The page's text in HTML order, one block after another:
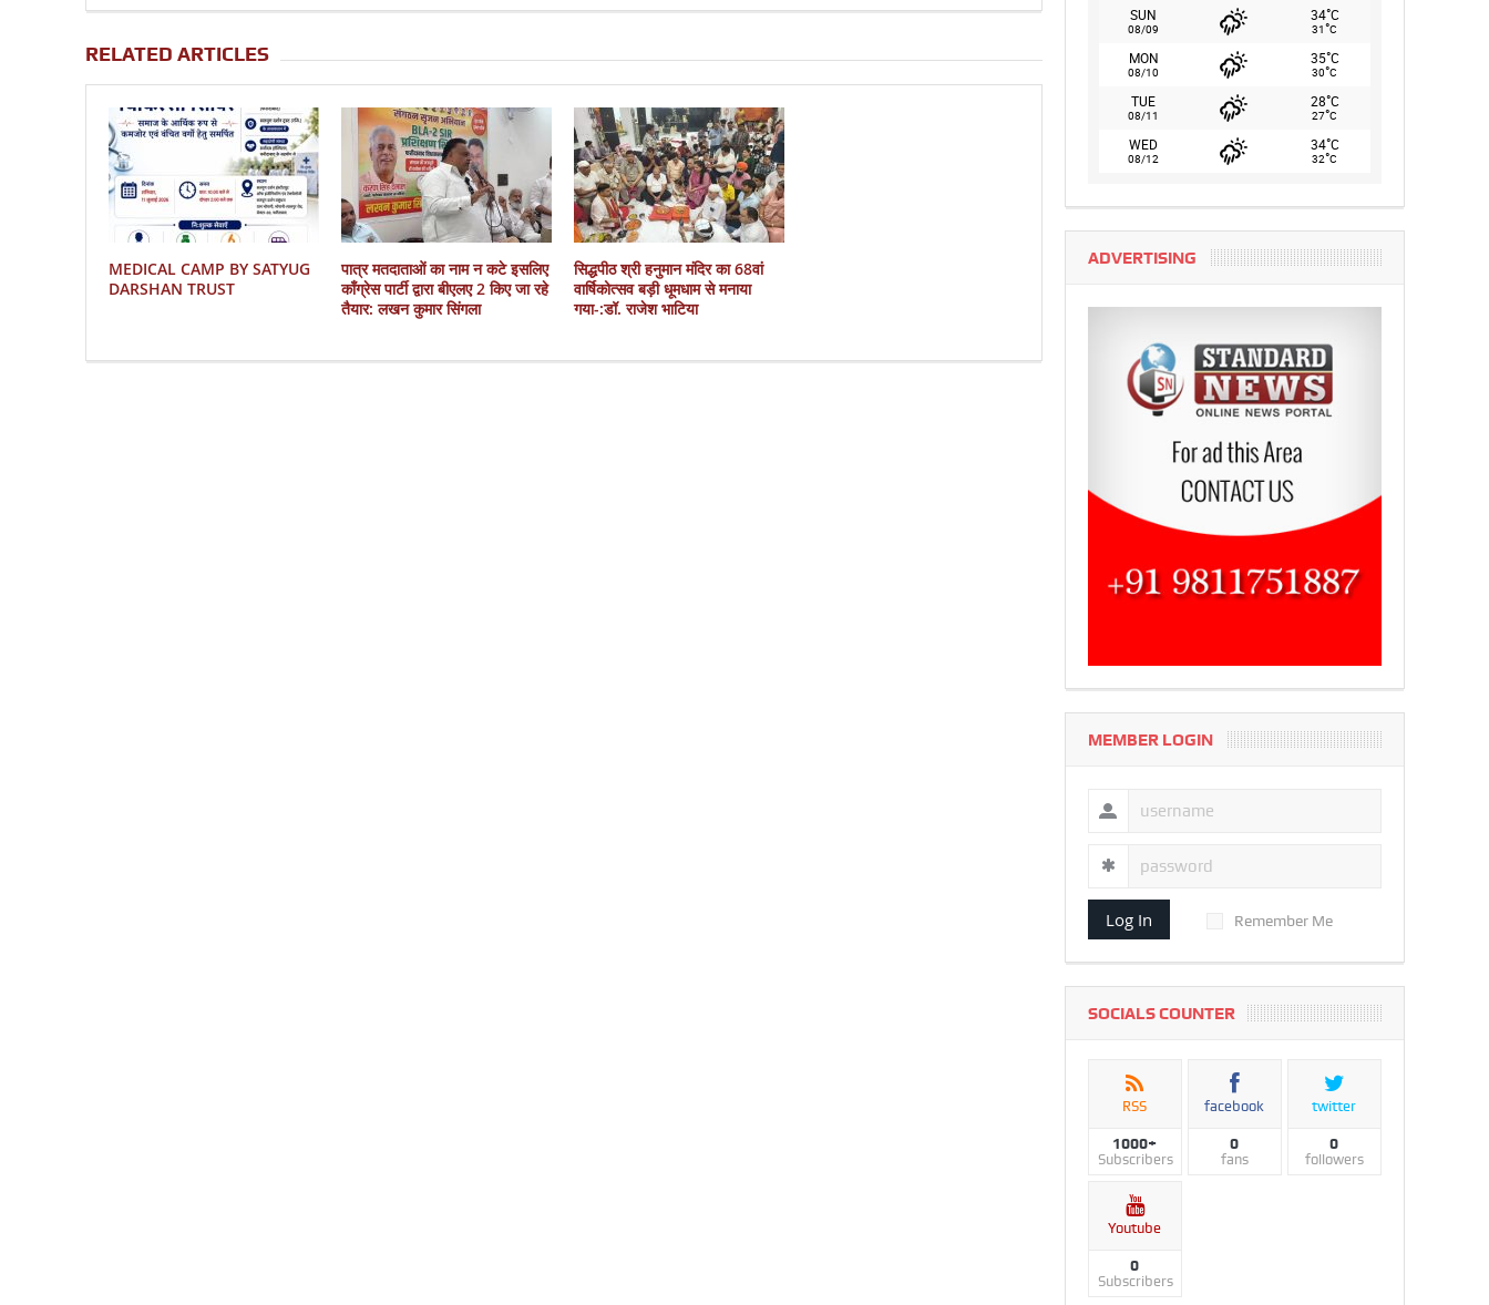
RELATED ARTICLES
MEDICAL CAMP BY SATYUG
DARSHAN TRUST
पात्र मतदाताओं का नाम न कटे इसलिए
काँग्रेस पार्टी द्वारा बीएलए 2 किए जा रहे
तैयार: लखन कुमार सिंगला
सिद्धपीठ श्री हनुमान मंदिर का 68वां
वार्षिकोत्सव बड़ी धूमधाम से मनाया
गया-:डॉ. राजेश भाटिया
SUN
08/09
34°C
31°C
MON
08/10
35°C
30°C
TUE
08/11
28°C
27°C
WED
08/12
34°C
32°C
ADVERTISING
MEMBER LOGIN
Log In Remember Me
SOCIALS COUNTER
RSS
1000+
Subscribers
facebook
0
fans
twitter
0
followers
Youtube
0
Subscribers